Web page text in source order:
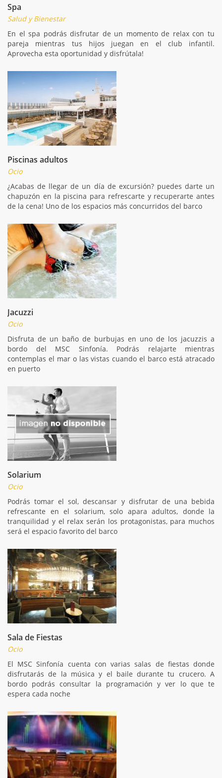
Spa
Salud y Bienestar
En el spa podrás disfrutar de un momento de relax con tu
pareja mientras tus hijos juegan en el club infantil.
Aprovecha esta oportunidad y disfrútala!
Piscinas adultos
Ocio
¿Acabas de llegar de un día de excursión? puedes darte un
chapuzón en la piscina para refrescarte y recuperarte antes
de la cena! Uno de los espacios más concurridos del barco
Jacuzzi
Ocio
Disfruta de un baño de burbujas en uno de los jacuzzis a
bordo del MSC Sinfonía. Podrás relajarte mientras
contemplas el mar o las vistas cuando el barco está atracado
en puerto
Solarium
Ocio
Podrás tomar el sol, descansar y disfrutar de una bebida
refrescante en el solarium, solo apara adultos, donde la
tranquilidad y el relax serán los protagonistas, para muchos
será el espacio favorito del barco
Sala de Fiestas
Ocio
El MSC Sinfonía cuenta con varias salas de fiestas donde
disfrutarás de la música y el baile durante tu crucero. A
bordo podrás consultar la programación y ver lo que te
espera cada noche